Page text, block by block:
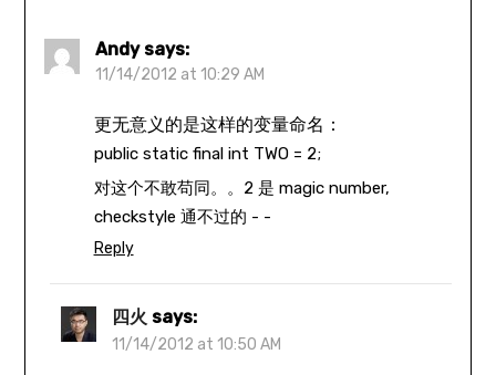
Andy says:
11/14/2012 at 10:29 AM
更无意义的是这样的变量命名：
public static final int TWO = 2;
对这个不敢苟同。。2 是 magic number,
checkstyle 通不过的 - -
Reply
四火 says:
11/14/2012 at 10:50 AM